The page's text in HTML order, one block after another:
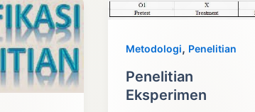
Metodologi, Penelitian
Penelitian
Eksperimen